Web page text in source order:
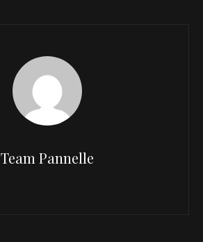
Team Pannelle